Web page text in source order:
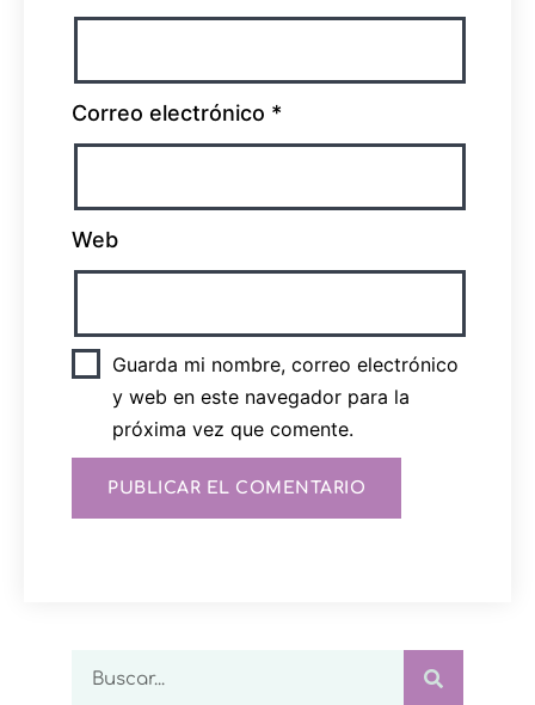
Correo electrónico *
Web
Guarda mi nombre, correo electrónico
y web en este navegador para la
próxima vez que comente.